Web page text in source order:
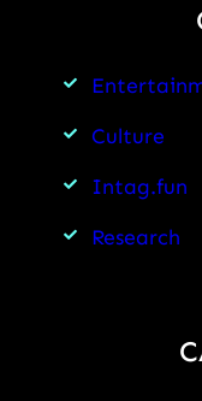
Culture
Intag.fun
Research